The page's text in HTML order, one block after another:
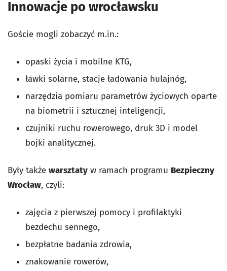
Innowacje po wrocławsku
Goście mogli zobaczyć m.in.:
opaski życia i mobilne KTG,
ławki solarne, stacje ładowania hulajnóg,
narzędzia pomiaru parametrów życiowych oparte
na biometrii i sztucznej inteligencji,
czujniki ruchu rowerowego, druk 3D i model
bojki analitycznej.
Były także warsztaty w ramach programu Bezpieczny
Wrocław, czyli:
zajęcia z pierwszej pomocy i profilaktyki
bezdechu sennego,
bezpłatne badania zdrowia,
znakowanie rowerów,